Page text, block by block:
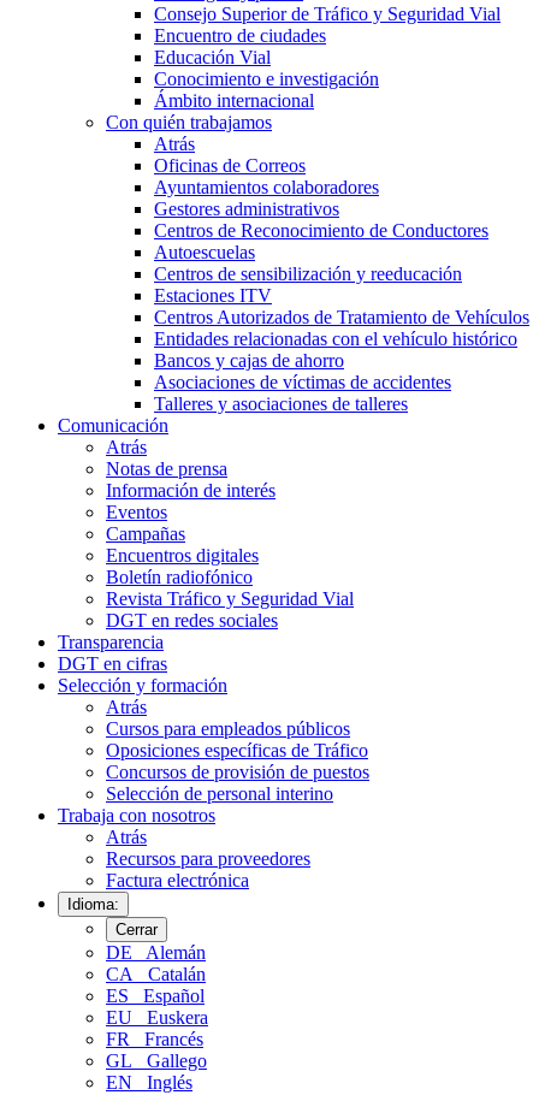
Consejo Superior de Tráfico y Seguridad Vial
Encuentro de ciudades
Educación Vial
Conocimiento e investigación
Ámbito internacional
Con quién trabajamos
Atrás
Oficinas de Correos
Ayuntamientos colaboradores
Gestores administrativos
Centros de Reconocimiento de Conductores
Autoescuelas
Centros de sensibilización y reeducación
Estaciones ITV
Centros Autorizados de Tratamiento de Vehículos
Entidades relacionadas con el vehículo histórico
Bancos y cajas de ahorro
Asociaciones de víctimas de accidentes
Talleres y asociaciones de talleres
Comunicación
Atrás
Notas de prensa
Información de interés
Eventos
Campañas
Encuentros digitales
Boletín radiofónico
Revista Tráfico y Seguridad Vial
DGT en redes sociales
Transparencia
DGT en cifras
Selección y formación
Atrás
Cursos para empleados públicos
Oposiciones específicas de Tráfico
Concursos de provisión de puestos
Selección de personal interino
Trabaja con nosotros
Atrás
Recursos para proveedores
Factura electrónica
Idioma:
Cerrar
DE
Alemán
CA
Catalán
ES
Español
EU
Euskera
FR
Francés
GL
Gallego
EN
Inglés